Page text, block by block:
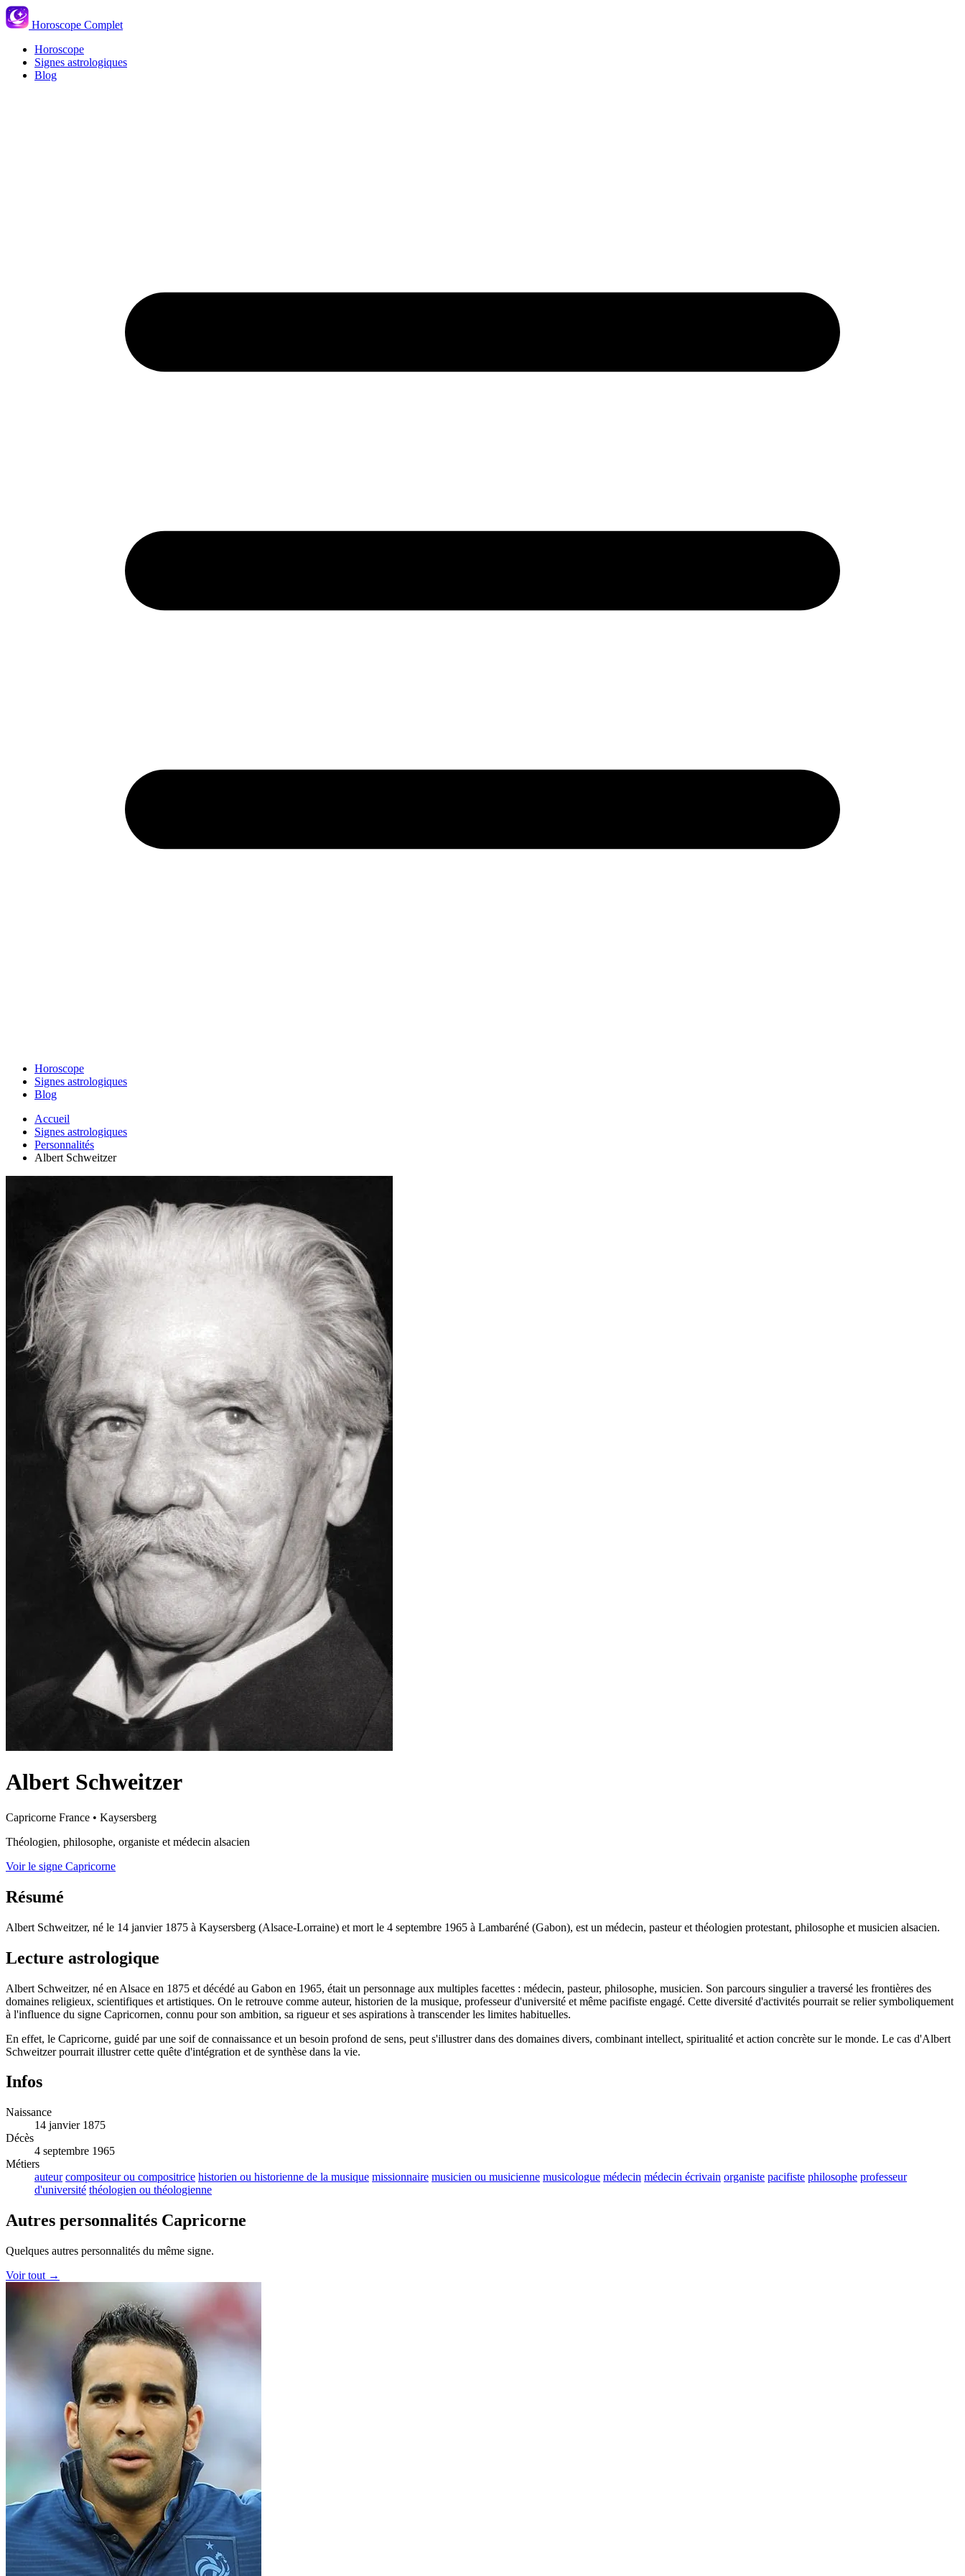
Horoscope Complet
Horoscope
Signes astrologiques
Blog
Horoscope
Signes astrologiques
Blog
Accueil
Signes astrologiques
Personnalités
Albert Schweitzer
Albert Schweitzer
Capricorne France • Kaysersberg
Théologien, philosophe, organiste et médecin alsacien
Voir le signe Capricorne
Résumé
Albert Schweitzer, né le 14 janvier 1875 à Kaysersberg (Alsace-Lorraine) et mort le 4 septembre 1965 à Lambaréné (Gabon), est un médecin, pasteur et théologien protestant, philosophe et musicien alsacien.
Lecture astrologique
Albert Schweitzer, né en Alsace en 1875 et décédé au Gabon en 1965, était un personnage aux multiples facettes : médecin, pasteur, philosophe, musicien. Son parcours singulier a traversé les frontières des
domaines religieux, scientifiques et artistiques. On le retrouve comme auteur, historien de la musique, professeur d'université et même pacifiste engagé. Cette diversité d'activités pourrait se relier symboliquement
à l'influence du signe Capricornen, connu pour son ambition, sa rigueur et ses aspirations à transcender les limites habituelles.
En effet, le Capricorne, guidé par une soif de connaissance et un besoin profond de sens, peut s'illustrer dans des domaines divers, combinant intellect, spiritualité et action concrète sur le monde. Le cas d'Albert
Schweitzer pourrait illustrer cette quête d'intégration et de synthèse dans la vie.
Infos
Naissance
14 janvier 1875
Décès
4 septembre 1965
Métiers
auteur compositeur ou compositrice historien ou historienne de la musique missionnaire musicien ou musicienne musicologue médecin médecin écrivain organiste pacifiste philosophe professeur
d'université théologien ou théologienne
Autres personnalités Capricorne
Quelques autres personnalités du même signe.
Voir tout →